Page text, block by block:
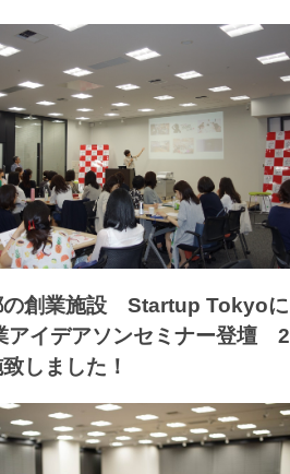
の創業施設 Startup Tokyoに
アイデアソンセミナー登壇 2
しました！